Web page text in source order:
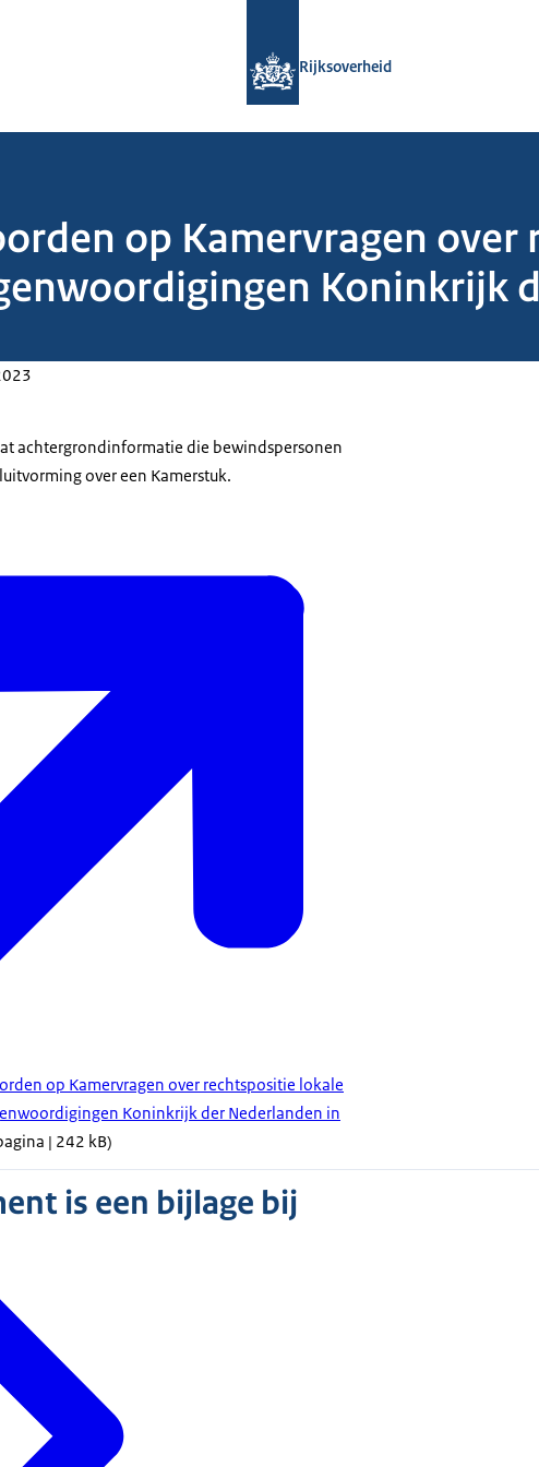
Rijksoverheid
op Kamervragen over
Koninkrijk
achtergrondinformatie die bewindspersonen
over een Kamerstuk.
op Kamervragen over rechtspositie lokale
Koninkrijk der Nederlanden in
| 242 kB)
is een bijlage bij